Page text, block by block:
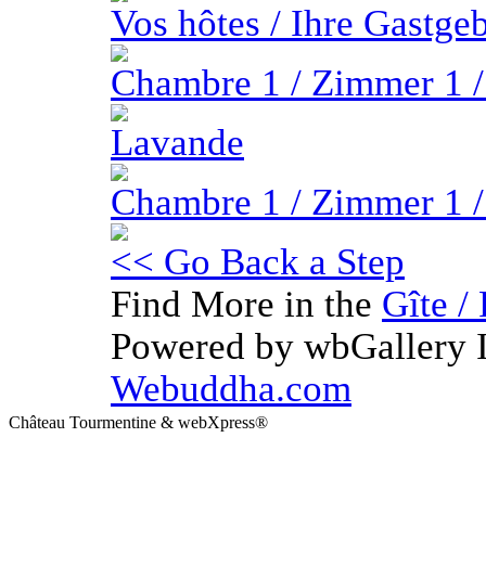
Vos hôtes / Ihre
Chambre 1 / Zimmer 1
Lavande
Chambre 1 / Zimmer 1
<< Go Back a Step
Find More in the Gîte /
Powered by
Webuddha.com
Château Tourmentine & webXpress®